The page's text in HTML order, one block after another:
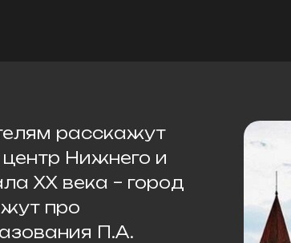
расскажут
Нижнего и
XX века – город
про
П.А.